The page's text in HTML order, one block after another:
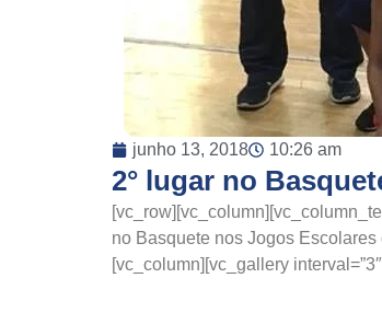
junho 13, 2018 10:26 am
2° lugar no
no Basquete nos Jogos
[vc_column][vc_gallery